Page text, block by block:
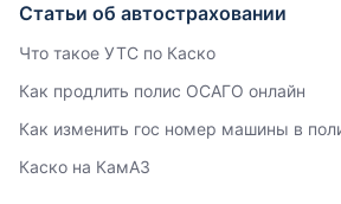
Статьи об автостраховании
Что такое УТС по Каско
Как продлить полис ОСАГО онлайн
Как изменить гос номер машины в
Каско на КамАЗ